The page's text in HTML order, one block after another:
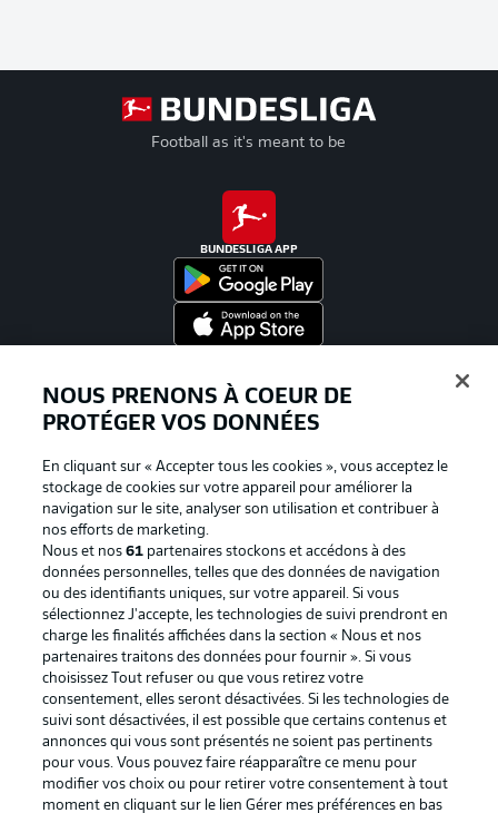
Football as it's meant to be
BUNDESLIGA APP
La publicité Conditions d’utilisation des
Mentions Légales Gérer mes préférences
Déclaration de
confidentialité
Diffuseurs
NOUS PRENONS À COEUR DE
PROTÉGER VOS DONNÉES
En cliquant sur « Accepter tous les cookies », vous acceptez le
stockage de cookies sur votre appareil pour améliorer la
navigation sur le site, analyser son utilisation et contribuer à
nos efforts de marketing.
Nous et nos61 partenaires stockons et accédons à des
données personnelles, telles que des données de navigation
ou des identifiants uniques, sur votre appareil. Si vous
sélectionnez J'accepte, les technologies de suivi prendront en
charge les finalités affichées dans la section « Nous et nos
partenaires traitons des données pour fournir ». Si vous
choisissez Tout refuser ou que vous retirez votre
consentement, elles seront désactivées. Si les technologies de
suivi sont désactivées, il est possible que certains contenus et
annonces qui vous sont présentés ne soient pas pertinents
pour vous. Vous pouvez faire réapparaître ce menu pour
modifier vos choix ou pour retirer votre consentement à tout
moment en cliquant sur le lien Gérer mes préférences en bas